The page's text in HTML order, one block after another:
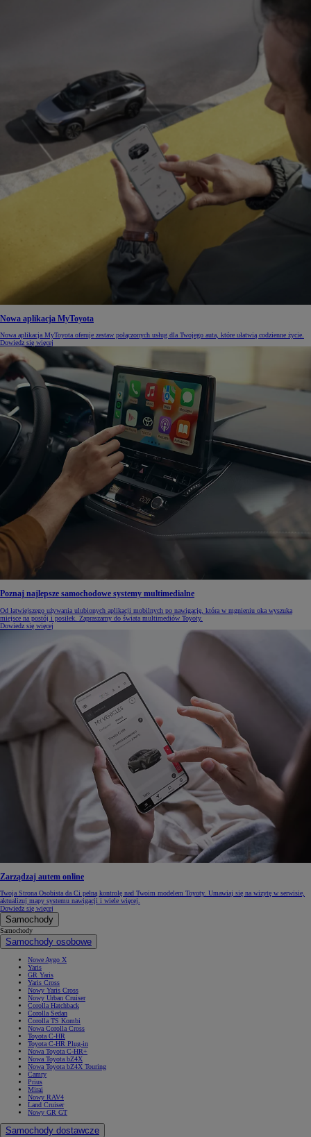
Nowa aplikacja MyToyota
Nowa aplikacja MyToyota oferuje zestaw połączonych usług dla Twojego auta, które ułatwią codzienne życie.
Dowiedz się więcej
Poznaj najlepsze samochodowe systemy multimedialne
Od łatwiejszego używania ulubionych aplikacji mobilnych po nawigację, która w mgnieniu oka wyszuka
miejsce na postój i posiłek. Zapraszamy do świata multimediów Toyoty.
Dowiedz się więcej
Zarządzaj autem online
Twoja Strona Osobista da Ci pełną kontrolę nad Twoim modelem Toyoty. Umawiaj się na wizytę w serwisie,
aktualizuj mapy systemu nawigacji i wiele więcej.
Dowiedz się więcej
Samochody
Samochody
Samochody osobowe
Nowe Aygo X
Yaris
GR Yaris
Yaris Cross
Nowy Yaris Cross
Nowy Urban Cruiser
Corolla Hatchback
Corolla Sedan
Corolla TS Kombi
Nowa Corolla Cross
Toyota C-HR
Toyota C-HR Plug-in
Nowa Toyota C-HR+
Nowa Toyota bZ4X
Nowa Toyota bZ4X Touring
Camry
Prius
Mirai
Nowy RAV4
Land Cruiser
Nowy GR GT
Samochody dostawcze